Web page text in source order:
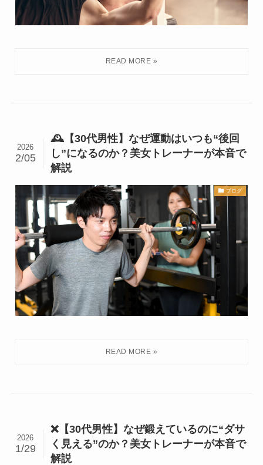
🕰【30代男性】なぜ運動はいつも“後回
し”になるのか？美女トレーナーが本音で
解説
2026
2/05
ブログ
❌【30代男性】なぜ鍛えているのに“ダサ
く見える”のか？美女トレーナーが本音で
解説
2026
1/29